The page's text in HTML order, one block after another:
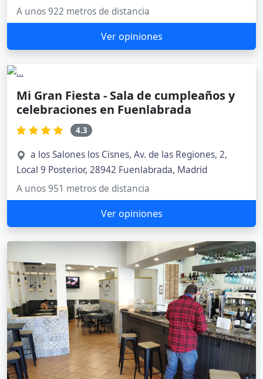
A unos 922 metros de distancia
Ver opiniones
Mi Gran Fiesta - Sala de cumpleaños y
celebraciones en Fuenlabrada
4.3
a los Salones los Cisnes, Av. de las Regiones, 2,
Local 9 Posterior, 28942 Fuenlabrada, Madrid
A unos 951 metros de distancia
Ver opiniones